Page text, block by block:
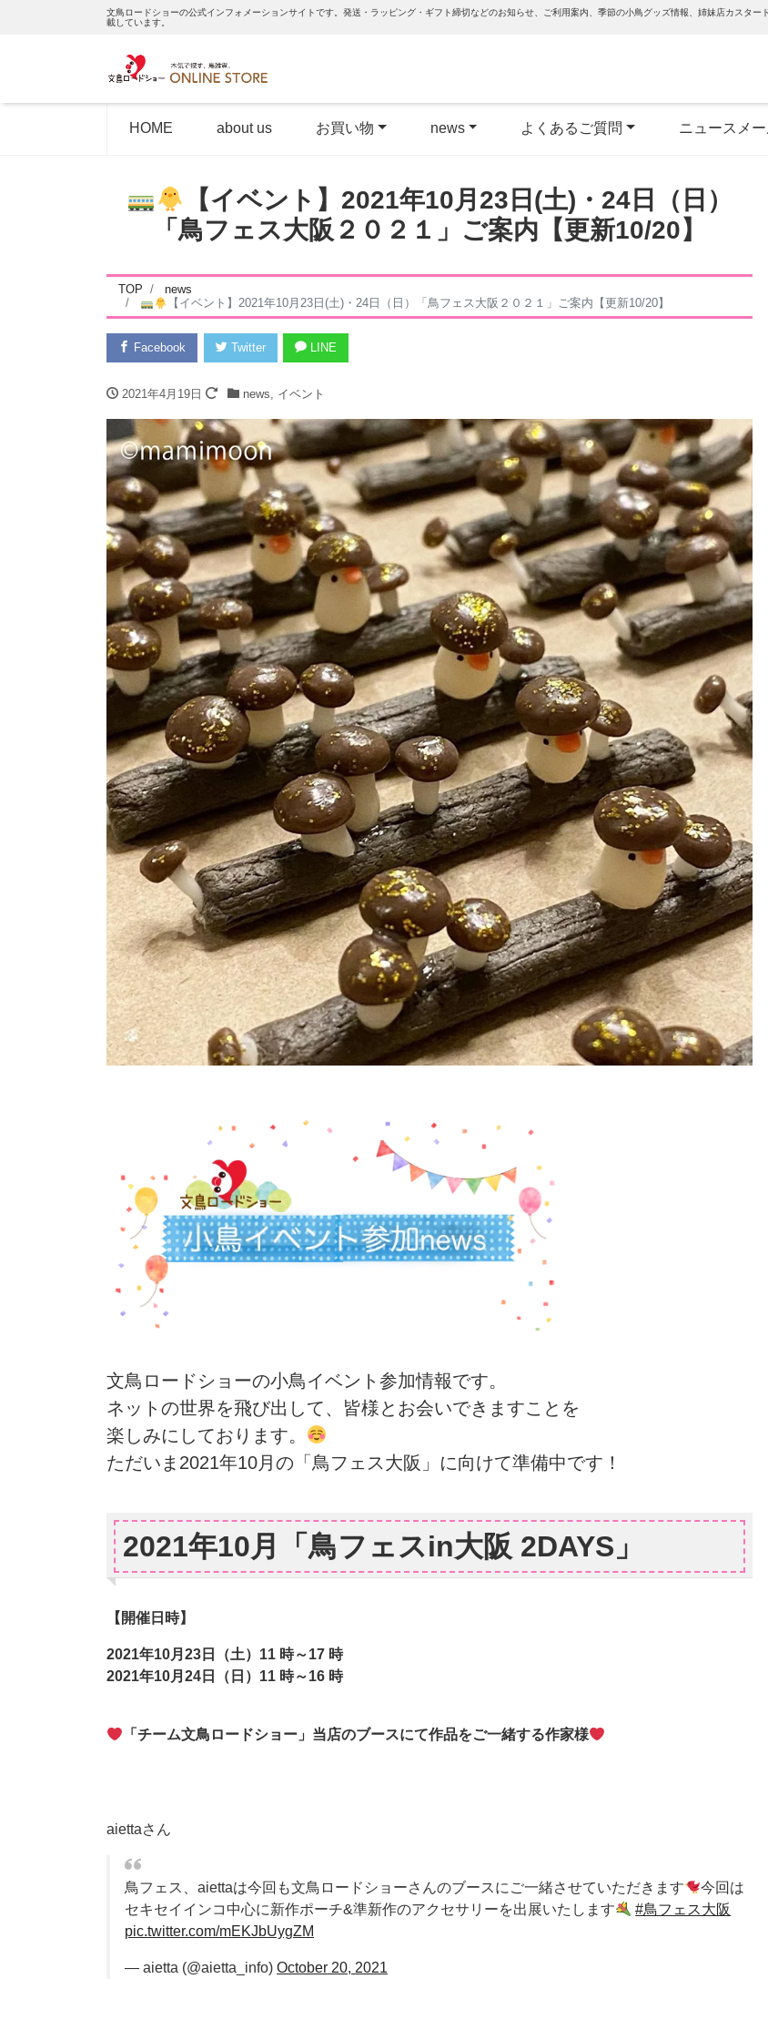
文鳥ロードショーの公式インフォメーションサイトです。発送・ラッピング・ギフト締切などのお知らせ、ご利用案内、季節の小鳥グッズ情報、姉妹店カスター
載しています。
HOME about us お買い物 news よくあるご質問 ニュースメ
【イベント】2021年10月23日(土)・24日（日）
「鳥フェス大阪２０２１」ご案内【更新10/20】
TOP
news
【イベント】2021年10月23日(土)・24日（日）「鳥フェス大阪２０２１」ご案内【更新10/20】
Facebook Twitter LINE
2021年4月19日 news, イベント
文鳥ロードショーの小鳥イベント参加情報です。
ネットの世界を飛び出して、皆様とお会いできますことを
楽しみにしております。
ただいま2021年10月の「鳥フェス大阪」に向けて準備中です！
2021年10月「鳥フェスin大阪 2DAYS」
【開催日時】
2021年10月23日（土）11 時～17 時
2021年10月24日（日）11 時～16 時
「チーム文鳥ロードショー」当店のブースにて作品をご一緒する作家様
aiettaさん
鳥フェス、aiettaは今回も文鳥ロードショーさんのブースにご一緒させていただきます
今回は
セキセイインコ中心に新作ポーチ&準新作のアクセサリーを出展いたします
#鳥フェス大阪
pic.twitter.com/mEKJbUygZM
— aietta (@aietta_info) October 20, 2021